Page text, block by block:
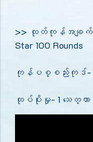
>> ထုတ်ကုန်အချက်အ
Star 100 Rounds
ကုန်ပစ္စည်းကုဒ်-
ထုပ်ပိုးမှု- 1 သေတ္တာ